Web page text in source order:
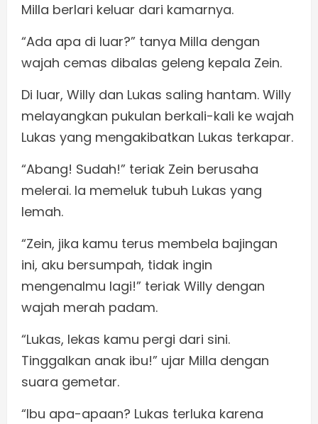
Milla berlari keluar dari kamarnya.
“Ada apa di luar?” tanya Milla dengan
wajah cemas dibalas geleng kepala Zein.
Di luar, Willy dan Lukas saling hantam. Willy
melayangkan pukulan berkali-kali ke wajah
Lukas yang mengakibatkan Lukas terkapar.
“Abang! Sudah!” teriak Zein berusaha
melerai. Ia memeluk tubuh Lukas yang
lemah.
“Zein, jika kamu terus membela bajingan
ini, aku bersumpah, tidak ingin
mengenalmu lagi!” teriak Willy dengan
wajah merah padam.
“Lukas, lekas kamu pergi dari sini.
Tinggalkan anak ibu!” ujar Milla dengan
suara gemetar.
“Ibu apa-apaan? Lukas terluka karena